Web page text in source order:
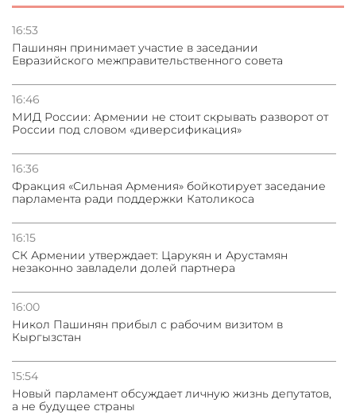
16:53
Пашинян принимает участие в заседании
Евразийского межправительственного совета
16:46
МИД России: Армении не стоит скрывать разворот от
России под словом «диверсификация»
16:36
Фракция «Сильная Армения» бойкотирует заседание
парламента ради поддержки Католикоса
16:15
СК Армении утверждает: Царукян и Арустамян
незаконно завладели долей партнера
16:00
Никол Пашинян прибыл с рабочим визитом в
Кыргызстан
15:54
Новый парламент обсуждает личную жизнь депутатов,
а не будущее страны
Сотрудничество и очереди – детали визита главы
31.07.2026
31.07.2026
условии прекращения огня